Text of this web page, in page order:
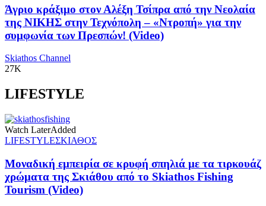
Άγριο κράξιμο στον Αλέξη Τσίπρα από την Νεολαία
της ΝΙΚΗΣ στην Τεχνόπολη – «Ντροπή» για την
συμφωνία των Πρεσπών! (Video)
Skiathos Channel
27K
LIFESTYLE
Watch LaterAdded
LIFESTYLEΣΚΙΑΘΟΣ
Μοναδική εμπειρία σε κρυφή σπηλιά με τα τιρκουάζ
χρώματα της Σκιάθου από το Skiathos Fishing
Tourism (Video)